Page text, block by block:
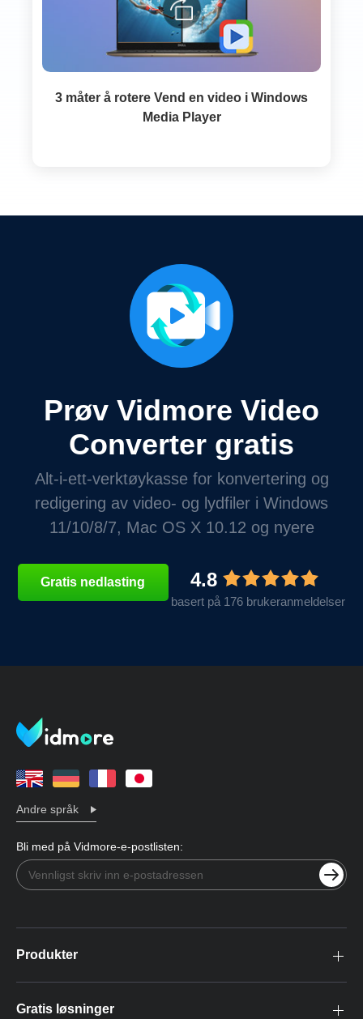
3 måter å rotere Vend en video i Windows
Media Player
Prøv Vidmore Video
Converter gratis
Alt-i-ett-verktøykasse for konvertering og
redigering av video- og lydfiler i Windows
11/10/8/7, Mac OS X 10.12 og nyere
Gratis nedlasting 4.8
basert på 176 brukeranmeldelser
Andre språk
Bli med på Vidmore-e-postlisten:
Produkter
Gratis løsninger